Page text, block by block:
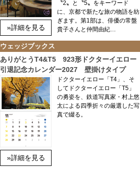
»詳細を見る
〝2〟と〝5〟をキーワード
に、京都で新たな旅の物語を紡
ぎます。第1部は、俳優の常盤
貴子さんと仲間由紀…
ウェッジブックス
ありがとうT4&T5 923形ドクターイエロー
引退記念カレンダー2027 壁掛けタイプ
»詳細を見る
ドクターイエロー「T4」、そ
してドクターイエロー「T5」
の勇姿を、鉄道写真家・村上悠
太による四季折々の厳選した写
真で綴る。